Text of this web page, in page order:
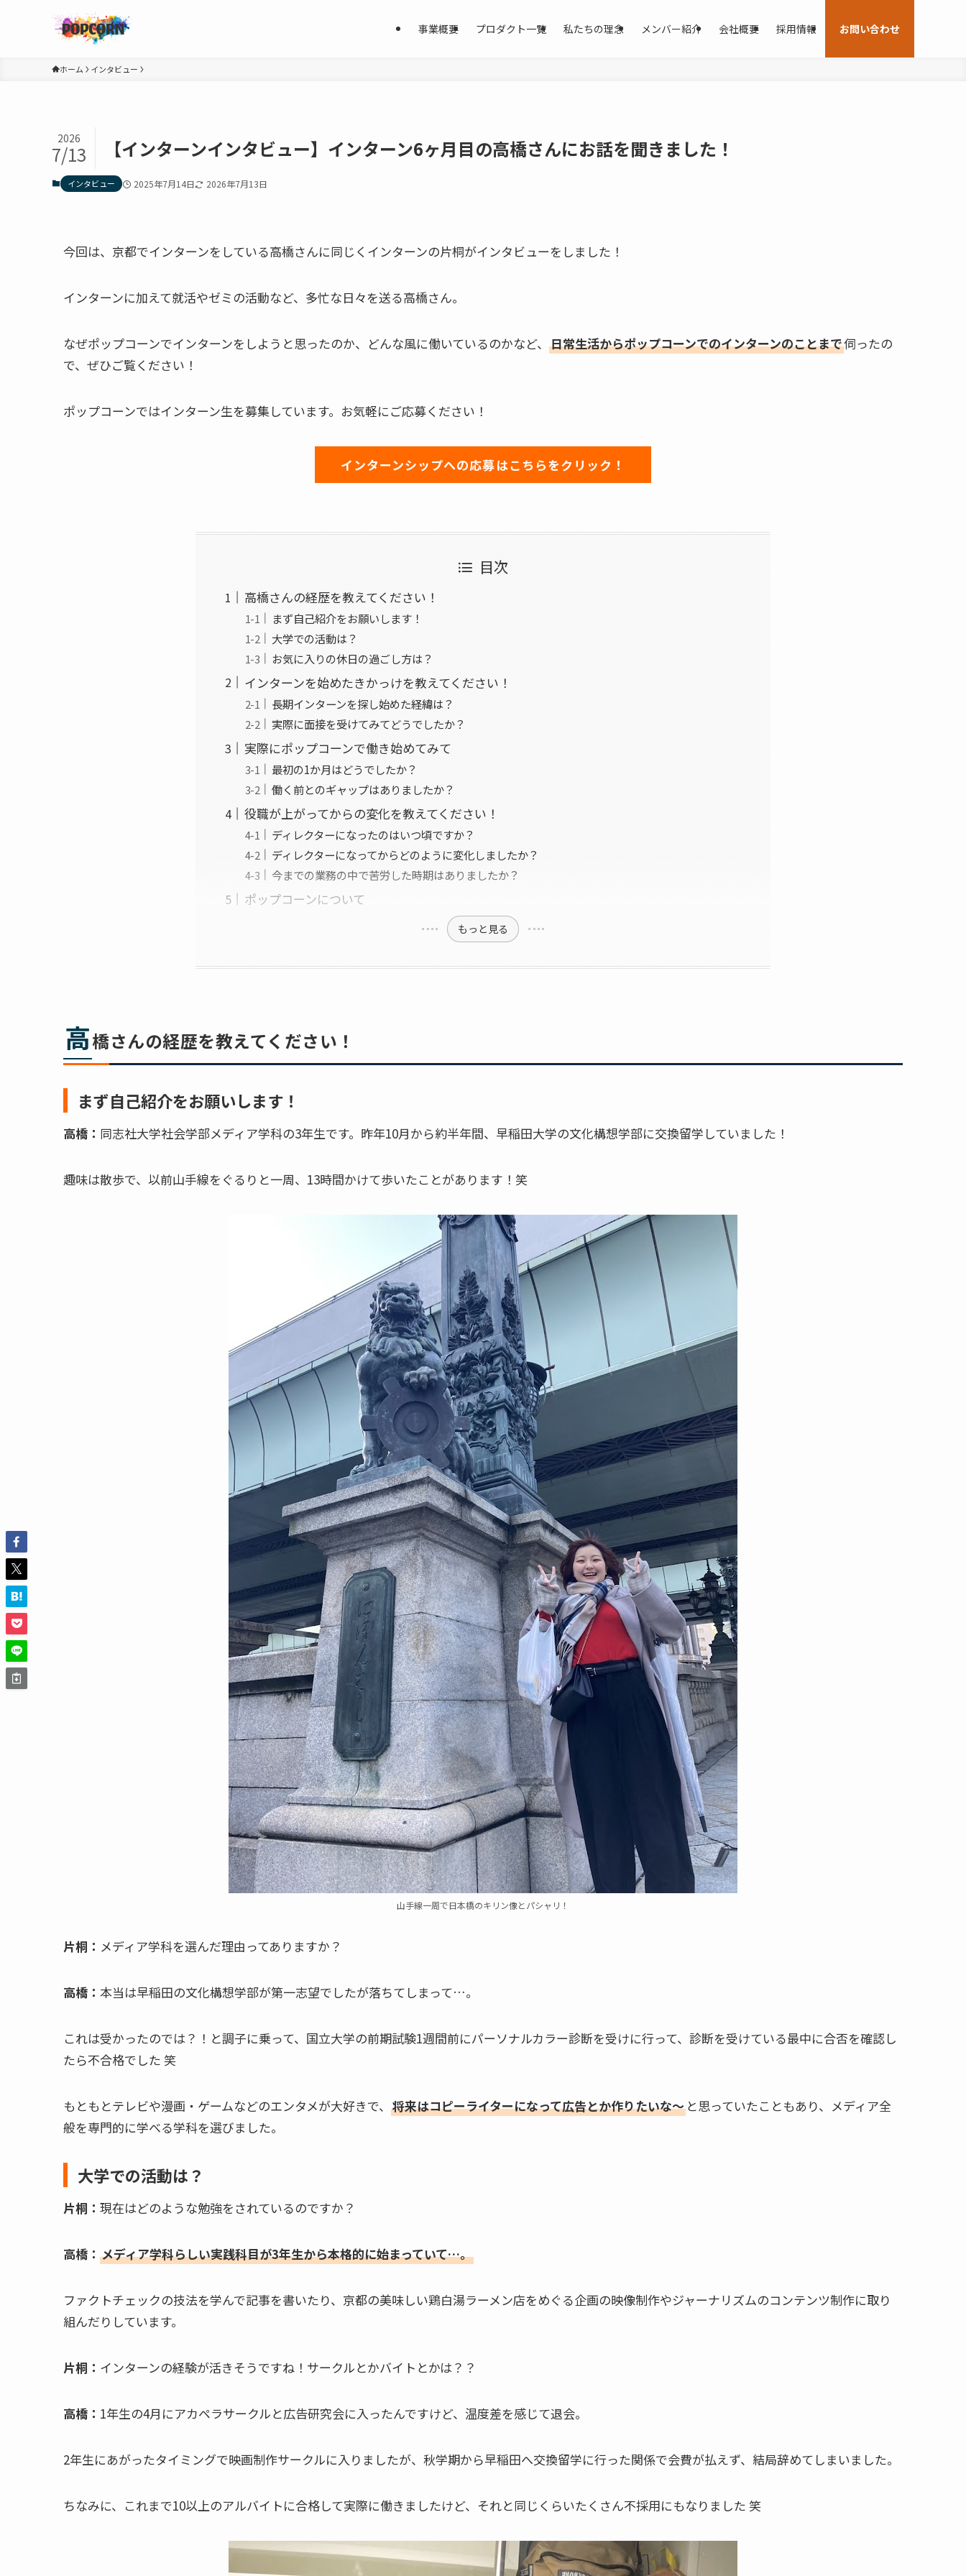
事業概要 プロダクト一覧 私たちの理念 メンバー紹介 会社概要 採用情報 お問い合わせ
ホーム インタビュー
【インターンインタビュー】インターン6ヶ月目の高橋さんにお話を聞きました！
2026
7/13
インタビュー 2025年7月14日 2026年7月13日
今回は、京都でインターンをしている高橋さんに同じくインターンの片桐がインタビューをしました！
インターンに加えて就活やゼミの活動など、多忙な日々を送る高橋さん。
なぜポップコーンでインターンをしようと思ったのか、どんな風に働いているのかなど、 日常生活からポップコーンでのインターンのことまで伺ったの
で、ぜひご覧ください！
ポップコーンではインターン生を募集しています。お気軽にご応募ください！
インターンシップへの応募はこちらをクリック！
目次
高橋さんの経歴を教えてください！
まず自己紹介をお願いします！
大学での活動は？
お気に入りの休日の過ごし方は？
インターンを始めたきかっけを教えてください！
長期インターンを探し始めた経緯は？
実際に面接を受けてみてどうでしたか？
実際にポップコーンで働き始めてみて
最初の1か月はどうでしたか？
働く前とのギャップはありましたか？
役職が上がってからの変化を教えてください！
ディレクターになったのはいつ頃ですか？
ディレクターになってからどのように変化しましたか？
今までの業務の中で苦労した時期はありましたか？
ポップコーンについて
もっと見る
高橋さんの経歴を教えてください！
まず自己紹介をお願いします！
高橋： 同志社大学社会学部メディア学科の3年生です。昨年10月から約半年間、早稲田大学の文化構想学部に交換留学していました！
趣味は散歩で、以前山手線をぐるりと一周、13時間かけて歩いたことがあります！笑
山手線一周で日本橋のキリン像とパシャリ！
片桐： メディア学科を選んだ理由ってありますか？
高橋： 本当は早稲田の文化構想学部が第一志望でしたが落ちてしまって…。
これは受かったのでは？！と調子に乗って、国立大学の前期試験1週間前にパーソナルカラー診断を受けに行って、診断を受けている最中に合否を確認し
たら不合格でした 笑
もともとテレビや漫画・ゲームなどのエンタメが大好きで、 将来はコピーライターになって広告とか作りたいな～ と思っていたこともあり、メディア全
般を専門的に学べる学科を選びました。
大学での活動は？
片桐： 現在はどのような勉強をされているのですか？
高橋： メディア学科らしい実践科目が3年生から本格的に始まっていて…。
ファクトチェックの技法を学んで記事を書いたり、京都の美味しい鶏白湯ラーメン店をめぐる企画の映像制作やジャーナリズムのコンテンツ制作に取り
組んだりしています。
片桐： インターンの経験が活きそうですね！サークルとかバイトとかは？？
高橋： 1年生の4月にアカペラサークルと広告研究会に入ったんですけど、温度差を感じて退会。
2年生にあがったタイミングで映画制作サークルに入りましたが、秋学期から早稲田へ交換留学に行った関係で会費が払えず、結局辞めてしまいました。
ちなみに、これまで10以上のアルバイトに合格して実際に働きましたけど、それと同じくらいたくさん不採用にもなりました 笑